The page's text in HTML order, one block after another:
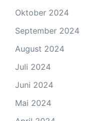
Oktober 2024
September 2024
August 2024
Juli 2024
Juni 2024
Mai 2024